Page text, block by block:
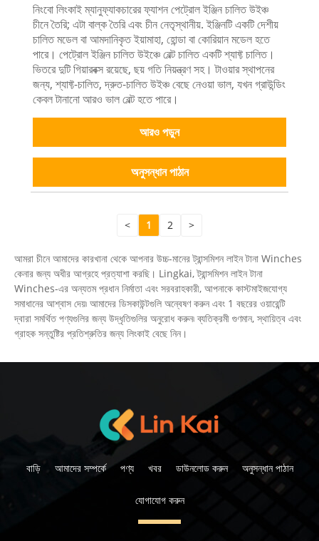
নিংবো লিংকাই ম্যানুফ্যাকচারের ফ্যাশন পেট্রোল ইঞ্জিন চালিত উইঞ্চ
চীনে তৈরি; এটা বাল্ক তৈরি এবং চীন নেতৃস্থানীয়. ইঞ্জিনটি একটি দেশীয়
চালিত মডেল বা আমদানিকৃত ইয়ামাহা, হোন্ডা বা কোরিয়ান মডেল হতে
পারে। পেট্রোল ইঞ্জিন চালিত উইঞ্চে বেল্ট চালিত একটি শ্যাফ্ট চালিত।
ভিতরে দুটি গিয়ারবক্স রয়েছে, ছয় গতি নিয়ন্ত্রণ সহ। টাওয়ার স্থাপনের
জন্য, শ্যাফ্ট-চালিত, দ্রুত-চালিত উইঞ্চ বেছে নেওয়া ভাল, যখন গ্রাউন্ডিং
কেবল টানানো আরও ভাল বেল্ট হতে পারে।
আরও পড়ুন
অনুসন্ধান পাঠান
< 1 2 >
আমরা চীনে আমাদের কারখানা থেকে আপনার উচ্চ-মানের ট্রান্সমিশন লাইন টানা Winches
কেনার জন্য অধীর আগ্রহে প্রত্যাশা করছি। Lingkai, ট্রান্সমিশন লাইন টানা
Winches-এর অন্যতম প্রধান নির্মাতা এবং সরবরাহকারী, আপনাকে কাস্টমাইজযোগ্য
সমাধানের আশ্বাস দেয়৷ আমাদের ডিসকাউন্টগুলি অন্বেষণ করুন এবং 1 বছরের ওয়ারেন্টি
দ্বারা সমর্থিত পণ্যগুলির জন্য উদ্ধৃতিগুলির অনুরোধ করুন৷ ব্যতিক্রমী গুণমান, স্থায়িত্ব এবং
গ্রাহক সন্তুষ্টির প্রতিশ্রুতির জন্য লিংকাই বেছে নিন।
বাড়ি আমাদের সম্পর্কে পণ্য খবর ডাউনলোড করুন অনুসন্ধান পাঠান
যোগাযোগ করুন